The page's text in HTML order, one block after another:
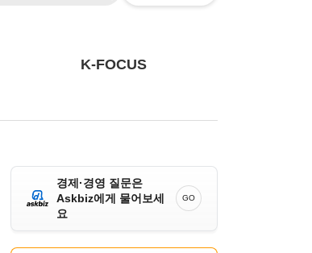
K-FOCUS
경제·경영 질문은
Askbiz에게 물어보세
요
GO